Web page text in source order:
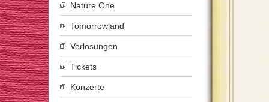
Nature One
Tomorrowland
Verlosungen
Tickets
Konzerte